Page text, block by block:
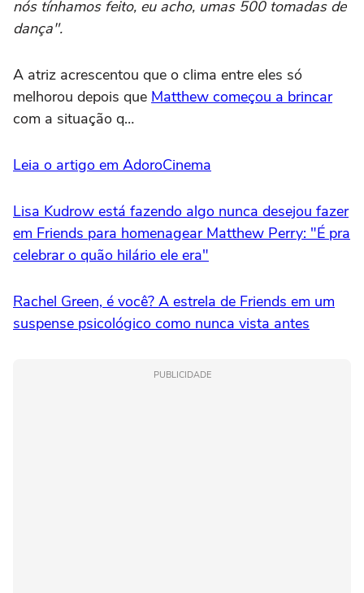
nós tínhamos feito, eu acho, umas 500 tomadas de
dança".
A atriz acrescentou que o clima entre eles só
melhorou depois que Matthew começou a brincar
com a situação q…
Leia o artigo em AdoroCinema
Lisa Kudrow está fazendo algo nunca desejou fazer
em Friends para homenagear Matthew Perry: "É pra
celebrar o quão hilário ele era"
Rachel Green, é você? A estrela de Friends em um
suspense psicológico como nunca vista antes
PUBLICIDADE